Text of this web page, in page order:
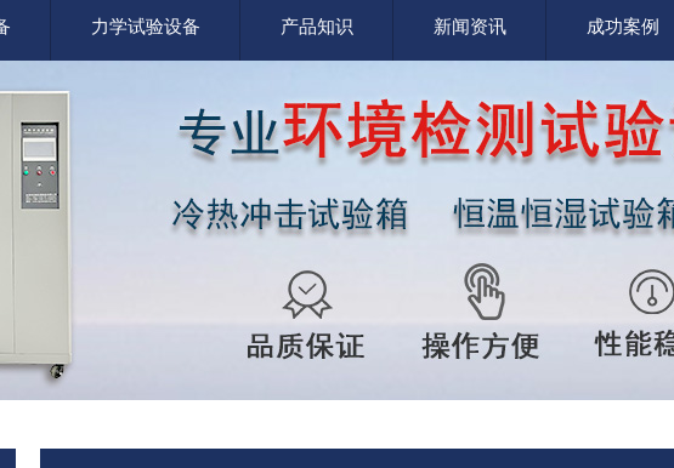
力学试验设备 产品知识 新闻资讯 成功案例